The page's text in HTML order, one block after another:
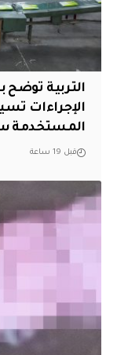
التربية توضح
الإجراءات
المستخدمة
قبل 19 ساعة